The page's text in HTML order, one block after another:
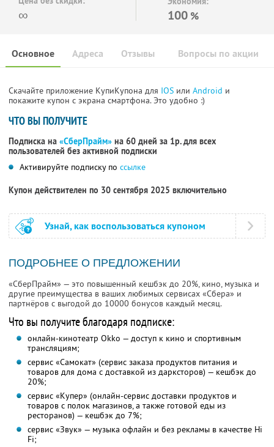
∞ 100 %
Основное Отзывы Вопросы по акции
Адреса
Скачайте приложение КупиКупона для IOS или Android и
покажите купон с экрана смартфона. Это удобно :)
ЧТО ВЫ ПОЛУЧИТЕ
Подписка на «СберПрайм» на 60 дней за 1р. для всех
пользователей без активной подписки
Активируйте подписку по ссылке
Купон действителен по 30 сентября 2025 включительно
Узнай, как воспользоваться купоном
ПОДРОБНЕЕ О ПРЕДЛОЖЕНИИ
«СберПрайм» — это повышенный кешбэк до 20%, кино, музыка и
другие преимущества в ваших любимых сервисах «Сбера» и
партнёров с выгодой до 10000 бонусов каждый месяц.
Что вы получите благодаря подписке:
онлайн-кинотеатр Okko — доступ к кино и спортивным
трансляциям;
сервис «Самокат» (сервис заказа продуктов питания и
товаров для дома с доставкой из дарксторов) — кешбэк до
20%;
сервис «Купер» (онлайн-сервис доставки продуктов и
товаров с полок магазинов, а также готовой еды из
ресторанов) — кешбэк до 7%;
сервис «Звук» — музыка офлайн и без рекламы в качестве Hi
Fi;